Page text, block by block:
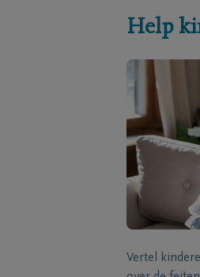
Help
Vertel